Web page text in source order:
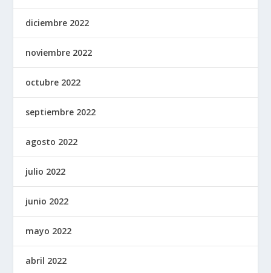
diciembre 2022
noviembre 2022
octubre 2022
septiembre 2022
agosto 2022
julio 2022
junio 2022
mayo 2022
abril 2022